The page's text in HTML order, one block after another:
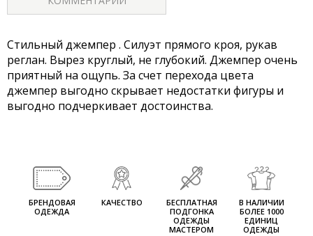
Стильный джемпер . Силуэт прямого кроя, рукав
реглан. Вырез круглый, не глубокий. Джемпер очень
приятный на ощупь. За счет перехода цвета
джемпер выгодно скрывает недостатки фигуры и
выгодно подчеркивает достоинства.
БРЕНДОВАЯ
ОДЕЖДА
КАЧЕСТВО
БЕСПЛАТНАЯ
ПОДГОНКА
ОДЕЖДЫ
МАСТЕРОМ
В НАЛИЧИИ
БОЛЕЕ 1000
ЕДИНИЦ
ОДЕЖДЫ